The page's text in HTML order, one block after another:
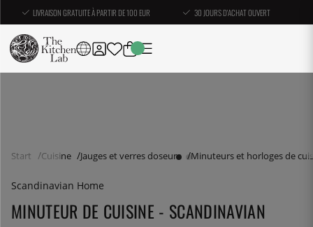
LIVRAISON GRATUITE À PARTIR DE 100 EUR 30 JOURS D'ACHAT OUVERT
Start Cuisine Jauges et verres doseurs Minuteurs et horloges de
Scandinavian Home
MINUTEUR DE CUISINE - SCANDINAVIAN